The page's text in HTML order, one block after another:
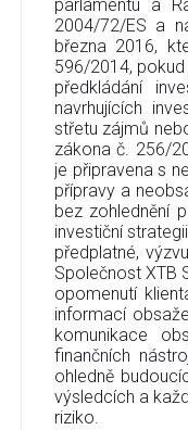
parlamentu a
2004/72/ES a
března 2016,
596/2014,
předkládání
navrhujících
střetu zájmů
zákona č. 256/
je připravena s
přípravy a
bez zohlednění
investiční
předplatné,
Společnost XTB
opomenutí
informací
komunikace
finančních
ohledně
výsledcích a
riziko.